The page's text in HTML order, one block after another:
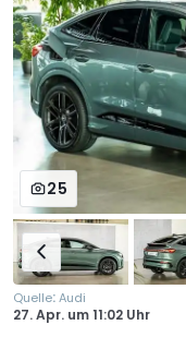
25
Quelle:Audi
27. Apr. um11:02 Uhr